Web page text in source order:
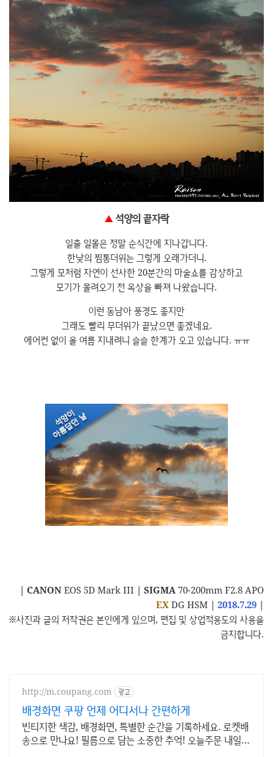
▲석양의 끝자락
일출 일몰은 정말 순식간에 지나갑니다.
한낮의 찜통더위는 그렇게 오래가더니.
그렇게 모처럼 자연이 선사한 20분간의 마술쇼를 감상하고
모기가 몰려오기 전 옥상을 빠져 나왔습니다.
이런 동남아 풍경도 좋지만
그래도 빨리 무더위가 끝났으면 좋겠네요.
에어컨 없이 올 여름 지내려니 슬슬 한계가 오고 있습니다. ㅠㅠ
| CANON EOS 5D Mark III | SIGMA 70-200mm F2.8 APO
EX DG HSM | 2018.7.29 |
※사진과 글의 저작권은 본인에게 있으며, 편집 및 상업적용도의 사용을
금지합니다.
http://m.coupang.com 광고
배경화면 쿠팡 언제 어디서나 간편하게
빈티지한 색감, 배경화면, 특별한 순간을 기록하세요. 로켓배
송으로 만나요! 필름으로 담는 소중한 추억! 오늘주문 내일도